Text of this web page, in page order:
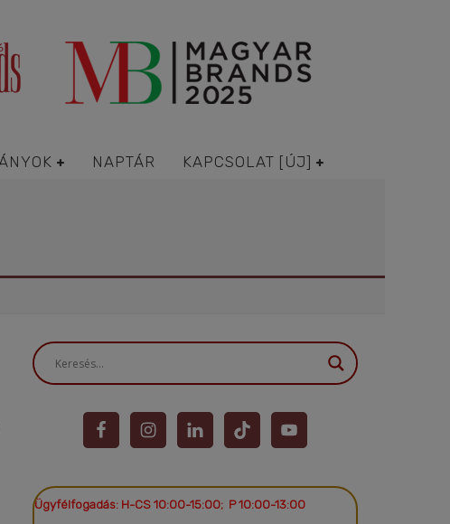
NAPTÁR KAPCSOLAT [ÚJ]
Ügyfélfogadás: H-CS 10:00-15:00; P 10:00-13:00